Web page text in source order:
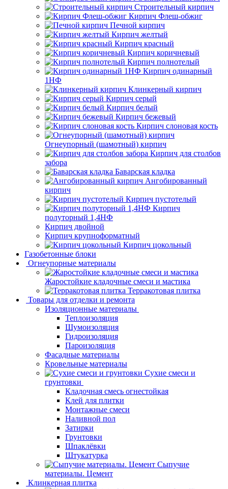
Строительный кирпич
Кирпич Флеш-обжиг
Печной кирпич
Кирпич желтый
Кирпич красный
Кирпич коричневый
Кирпич полнотелый
Кирпич одинарный
1НФ
Клинкерный кирпич
Кирпич серый
Кирпич белый
Кирпич бежевый
Кирпич слоновая кость
Огнеупорный (шамотный) кирпич
Кирпич для столбов
забора
Баварская кладка
Ангобированный
кирпич
Кирпич пустотелый
Кирпич
полуторный 1,4НФ
Кирпич двойной
Кирпич крупноформатный
Кирпич цокольный
Газобетонные блоки
Огнеупорные материалы
Жаростойкие кладочные смеси и мастика
Терракотовая плитка
Товары для отделки и ремонта
Изоляционные материалы
Теплоизоляция
Шумоизоляция
Гидроизоляция
Пароизоляция
Фасадные материалы
Кровельные материалы
Сухие смеси и
грунтовки
Кладочная смесь огнестойкая
Клей для плитки
Монтажные смеси
Наливной пол
Затирки
Грунтовки
Шпаклёвки
Штукатурка
Сыпучие
материалы. Цемент
Клинкерная плитка